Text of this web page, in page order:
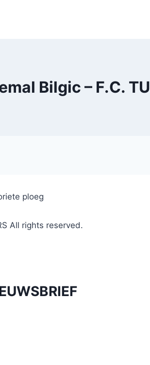
Bilgic – F.C.
ploeg
All rights reserved.